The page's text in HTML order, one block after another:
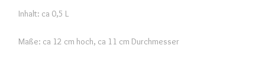
Inhalt: ca 0,5 L
Maße: ca 12 cm hoch, ca 11 cm Durchmesser